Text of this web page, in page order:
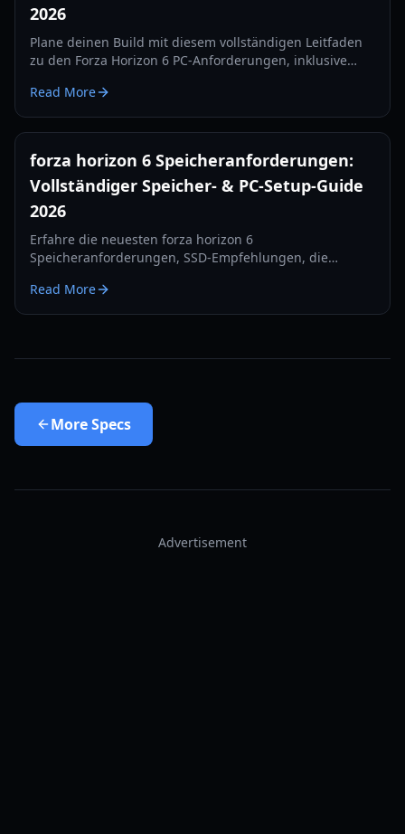
2026
Plane deinen Build mit diesem vollständigen Leitfaden
zu den Forza Horizon 6 PC-Anforderungen, inklusive
Optimierungstipps für bessere FPS.
Read More
forza horizon 6 Speicheranforderungen:
Vollständiger Speicher- & PC-Setup-Guide
2026
Erfahre die neuesten forza horizon 6
Speicheranforderungen, SSD-Empfehlungen, die
oder Xbox-Speicher 2026 vorbereitest.
Read More
MoreSpecs
Advertisement